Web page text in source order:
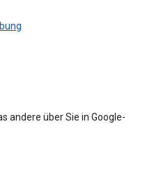
andere über Sie in Google-